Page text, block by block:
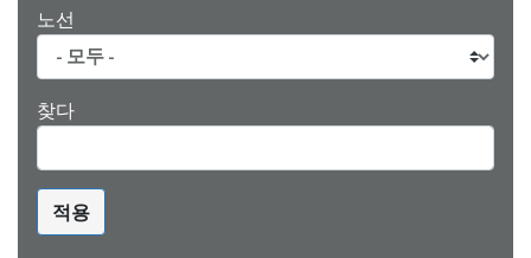
노선
찾다
적용